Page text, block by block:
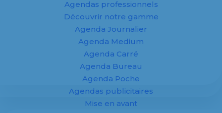
Agendas professionnels
Découvrir notre gamme
Agenda Journalier
Agenda Medium
Agenda Carré
Agenda Bureau
Agenda Poche
Agendas publicitaires
Mise en avant
Les nouveaux
standards de
l'impression par
sublimation